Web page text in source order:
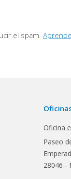
el spam.
Oficina
Paseo
28046 -